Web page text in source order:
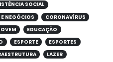
SOCIAL
NEGÓCIOS
CORONAVÍRUS
EDUCAÇÃO
ESPORTE
ESPORTES
LAZER